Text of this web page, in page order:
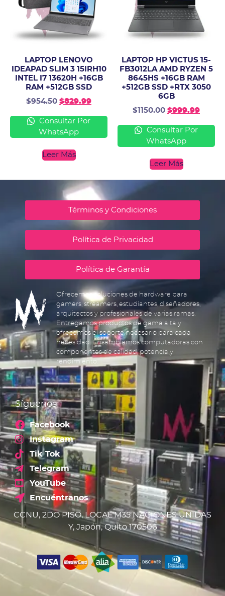
LAPTOP LENOVO
IDEAPAD SLIM 3 15IRH10
INTEL I7 13620H +16GB
RAM +512GB SSD
$954.50 $829.99
Consultar Por
WhatsApp
Leer Más
LAPTOP HP VICTUS 15-
FB3012LA AMD RYZEN 5
8645HS +16GB RAM
+512GB SSD +RTX 3050
6GB
$1150.00 $999.99
Consultar Por
WhatsApp
Leer Más
Términos y Condiciones
Política de Privacidad
Política de Garantía
Ofrecemos soluciones de hardware para
gamers, streamers, estudiantes, diseñadores,
arquitectos y profesionales de varias ramas.
Entregamos productos de gama alta y
ofrecemos el soporte necesario para cada
necesidad. Ensamblamos computadoras con
componentes de calidad, potencia y
rendimiento.
Síguenos
Facebook
Instagram
Tik Tok
Telegram
YouTube
Encuéntranos
CCNU, 2DO PISO, LOCAL M35 NACIONES UNIDAS
Y, Japón, Quito 170506